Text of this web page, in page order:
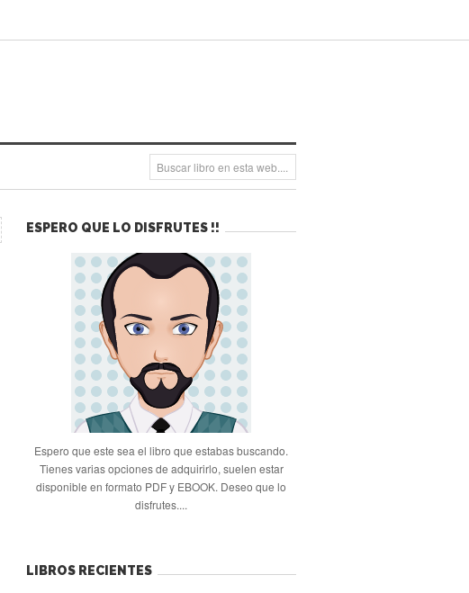
ESPERO QUE LO DISFRUTES !!
Espero que este sea el libro que estabas buscando.
Tienes varias opciones de adquirirlo, suelen estar
disponible en formato PDF y EBOOK. Deseo que lo
disfrutes....
LIBROS RECIENTES